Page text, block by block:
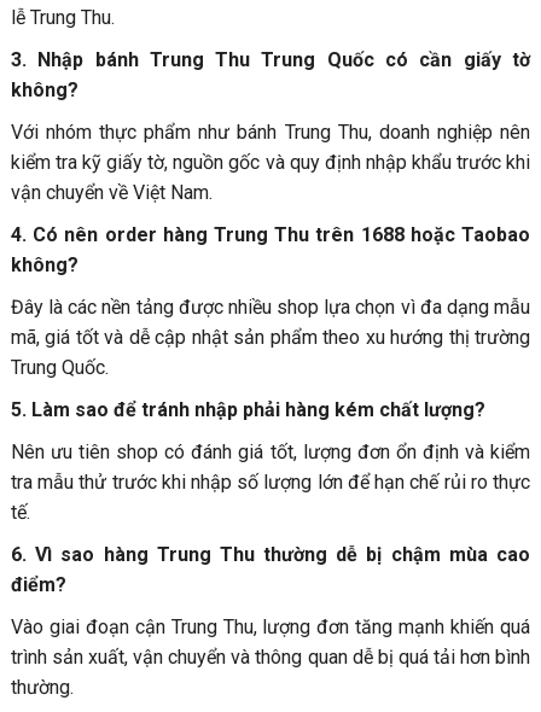
lễ Trung Thu.
3. Nhập bánh Trung Thu Trung Quốc có cần giấy tờ
không?
Với nhóm thực phẩm như bánh Trung Thu, doanh nghiệp nên
kiểm tra kỹ giấy tờ, nguồn gốc và quy định nhập khẩu trước khi
vận chuyển về Việt Nam.
4. Có nên order hàng Trung Thu trên 1688 hoặc Taobao
không?
Đây là các nền tảng được nhiều shop lựa chọn vì đa dạng mẫu
mã, giá tốt và dễ cập nhật sản phẩm theo xu hướng thị trường
Trung Quốc.
5. Làm sao để tránh nhập phải hàng kém chất lượng?
Nên ưu tiên shop có đánh giá tốt, lượng đơn ổn định và kiểm
tra mẫu thử trước khi nhập số lượng lớn để hạn chế rủi ro thực
tế.
6. Vì sao hàng Trung Thu thường dễ bị chậm mùa cao
điểm?
Vào giai đoạn cận Trung Thu, lượng đơn tăng mạnh khiến quá
trình sản xuất, vận chuyển và thông quan dễ bị quá tải hơn bình
thường.